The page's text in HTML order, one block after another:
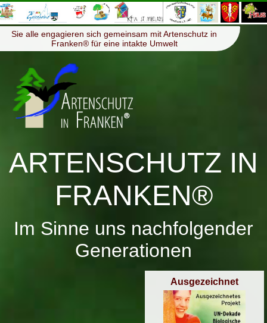
Menü ≡
Sie alle engagieren sich gemeinsam mit Artenschutz in
Franken® für eine intakte Umwelt
ARTENSCHUTZ IN
FRANKEN®
Im Sinne uns nachfolgender
Generationen
Ausgezeichnet